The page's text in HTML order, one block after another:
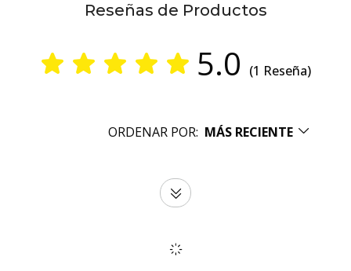
Reseñas de Productos
5.0 (1 Reseña)
ORDENAR POR: MÁS RECIENTE